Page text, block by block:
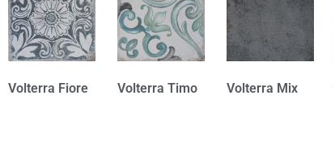
Volterra Fiore Volterra Timo Volterra Mix